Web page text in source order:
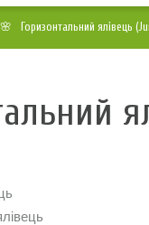
Горизонтальний ялівець